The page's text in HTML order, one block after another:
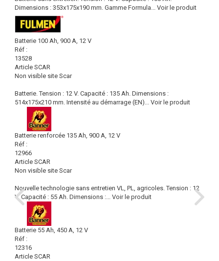
Dimensions : 353x175x190 mm. Gamme Formula... Voir le produit
Batterie 100 Ah, 900 A, 12 V
Réf :
13528
Article SCAR
Non visible site Scar
Batterie. Tension : 12 V. Capacité : 135 Ah. Dimensions :
514x175x210 mm. Intensité au démarrage (EN)... Voir le produit
Batterie renforcée 135 Ah, 900 A, 12 V
Réf :
12966
Article SCAR
Non visible site Scar
Nouvelle technologie sans entretien VL, PL, agricoles. Tension : 12
V. Capacité : 55 Ah. Dimensions :... Voir le produit
Batterie 55 Ah, 450 A, 12 V
Réf :
12316
Article SCAR